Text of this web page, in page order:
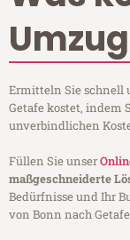
Ermitteln Sie schnell
Getafe kostet, indem
unverbindlichen
Füllen Sie unser
maßgeschneiderte
Bedürfnisse und Ihr
von Bonn nach